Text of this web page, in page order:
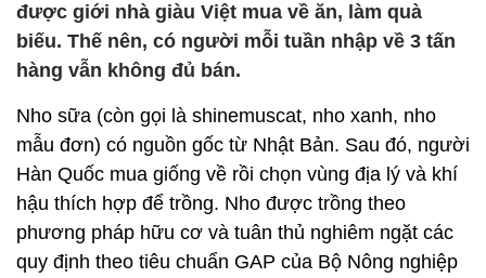
được giới nhà giàu Việt mua về ăn, làm quà
biếu. Thế nên, có người mỗi tuần nhập về 3 tấn
hàng vẫn không đủ bán.
Nho sữa (còn gọi là shinemuscat, nho xanh, nho
mẫu đơn) có nguồn gốc từ Nhật Bản. Sau đó, người
Hàn Quốc mua giống về rồi chọn vùng địa lý và khí
hậu thích hợp để trồng. Nho được trồng theo
phương pháp hữu cơ và tuân thủ nghiêm ngặt các
quy định theo tiêu chuẩn GAP của Bộ Nông nghiệp